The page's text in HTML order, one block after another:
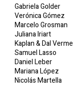
Gabriela Golder
Verónica Gómez
Marcelo Grosman
Juliana Iriart
Kaplan & Dal Verme
Samuel Lasso
Daniel Leber
Mariana López
Nicolás Martella